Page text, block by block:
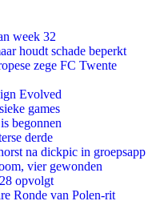
week 32
houdt schade beperkt
zege FC Twente
Evolved
games
begonnen
derde
na dickpic in groepsapp
vier gewonden
opvolgt
Ronde van Polen-rit